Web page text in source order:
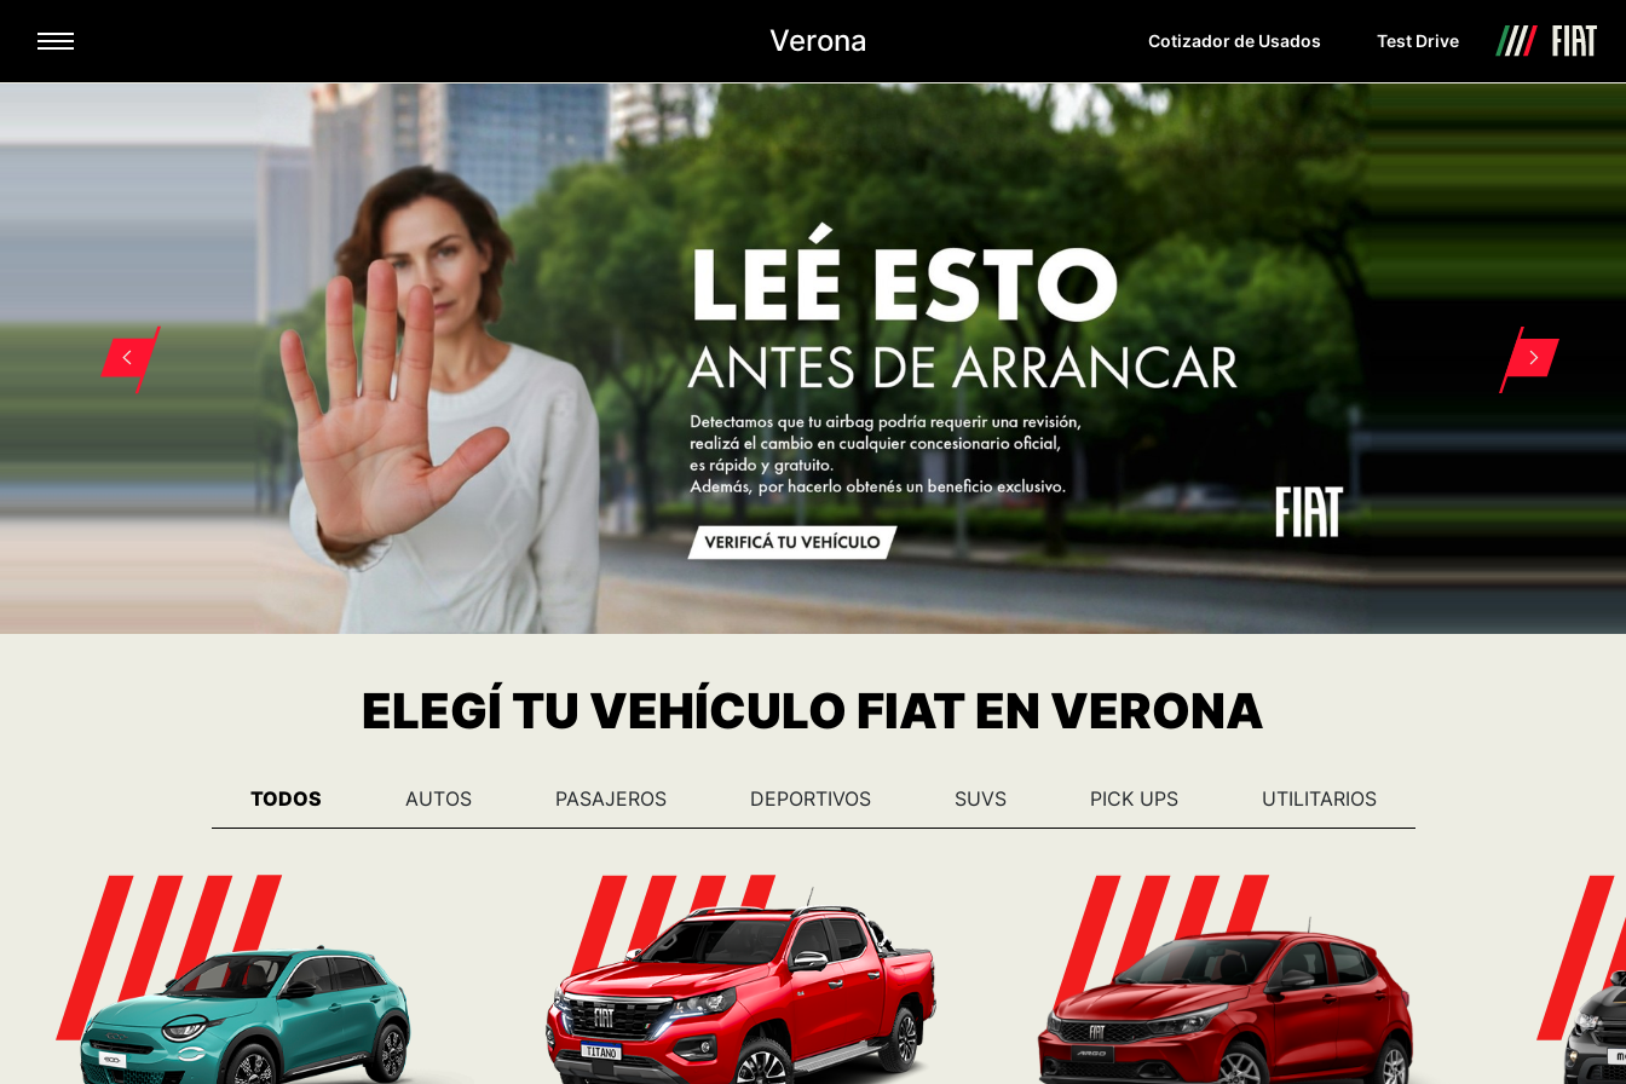
Verona Cotizador de Usados Test Drive
ELEGÍ TU VEHÍCULO FIAT EN VERONA
TODOS AUTOS PASAJEROS DEPORTIVOS SUVS PICK UPS UTILITARIOS